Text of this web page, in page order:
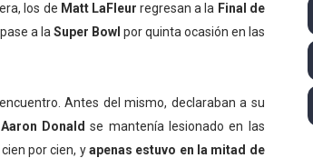
City, Estados Unidos) - Miquel Travé
entra en el selecto grupo de los
consigue en Hungría su primera victoria
Francia) - Bronce para Jorge y Ana
los de Matt LaFleur regresan a la Final de
a la Super Bowl por quinta ocasión en las
Antes del mismo, declaraban a su
Aaron Donald se mantenía lesionado en las
por cien, yapenas estuvo en la mitad de